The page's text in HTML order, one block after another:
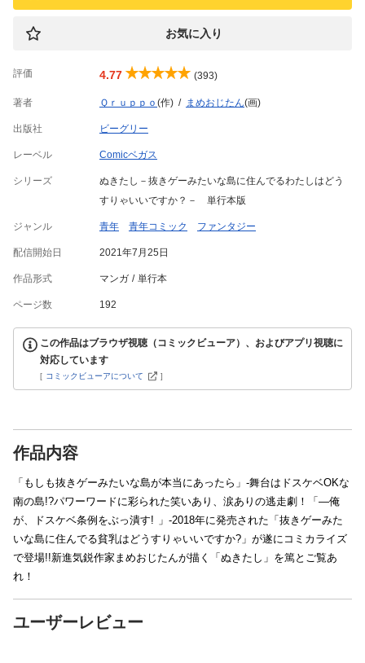
お気に入り
評価 4.77 (393)
著者 Ｑｒｕｐｐｏ (作) まめおじたん(画)
出版社 ビーグリー
レーベル Comicベガス
シリーズ
ぬきたし－抜きゲーみたいな島に住んでるわたしはどう
すりゃいいですか？－ 単行本版
ジャンル 青年 青年コミック ファンタジー
配信開始日 2021年7月25日
作品形式 マンガ 単行本
ページ数 192
この作品はブラウザ視聴（コミックビューア）、およびアプリ視聴に
対応しています
[ コミックビューアについて ]
作品内容
「もしも抜きゲーみたいな島が本当にあったら」-舞台はドスケベOKな
南の島!?パワーワードに彩られた笑いあり、涙ありの逃走劇！「―俺
が、ドスケベ条例をぶっ潰す! 」-2018年に発売された「抜きゲーみた
いな島に住んでる貧乳はどうすりゃいいですか?」が遂にコミカライズ
で登場!!新進気鋭作家まめおじたんが描く「ぬきたし」を篤とご覧あ
れ！
ユーザーレビュー